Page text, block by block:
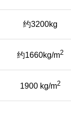
约3200kg
约1660kg/m2
1900 kg/m2